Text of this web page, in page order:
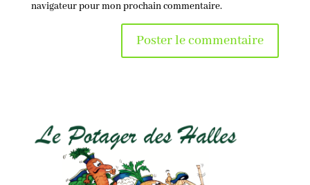
navigateur pour mon prochain commentaire.